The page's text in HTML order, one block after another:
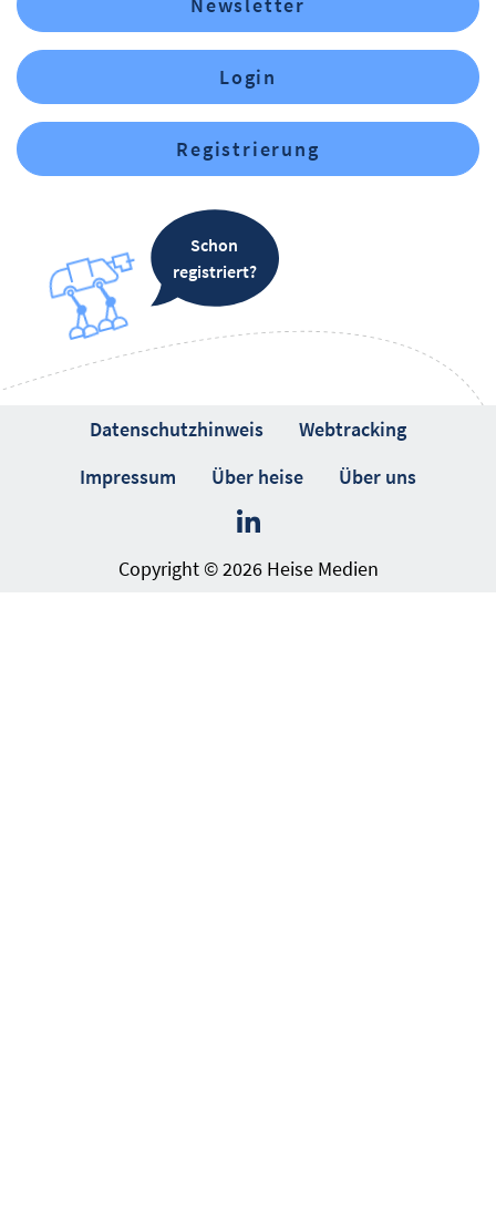
Login
Registrierung
Schon
registriert?
Datenschutzhinweis
Webtracking
Impressum
Über heise Über uns
Copyright © 2026 Heise Medien